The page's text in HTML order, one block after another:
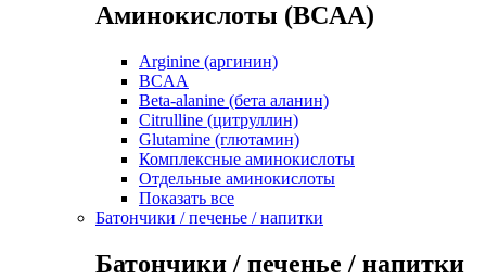
Аминокислоты (BCAA)
Arginine (аргинин)
BCAA
Beta-alanine (бета аланин)
Citrulline (цитруллин)
Glutamine (глютамин)
Комплексные аминокислоты
Отдельные аминокислоты
Показать все
Батончики / печенье / напитки
Батончики / печенье / напитки